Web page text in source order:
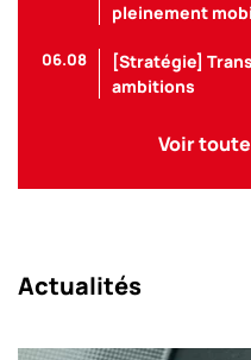
pleinement
06.08
[Stratégie]
ambitions
Voir
Actualités